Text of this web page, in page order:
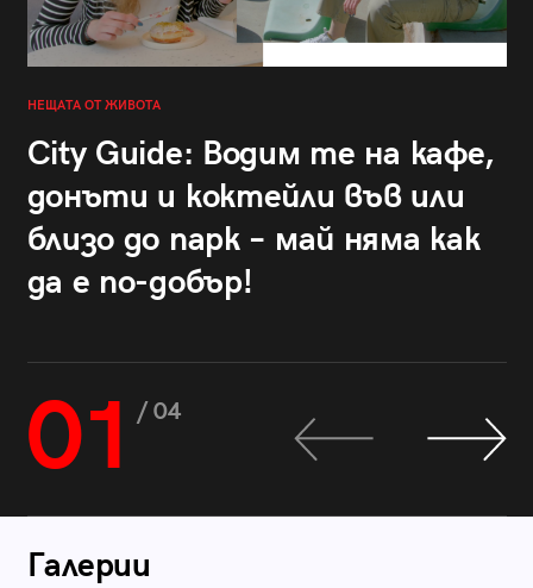
НЕЩАТА ОТ ЖИВОТА
City Guide: Водим те на кафе,
донъти и коктейли във или
близо до парк – май няма как
да е по-добър!
01 / 04
Галерии